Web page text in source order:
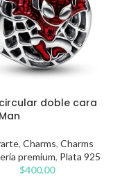
doble cara
, Charms, Charms
premium, Plata 925
$400.00